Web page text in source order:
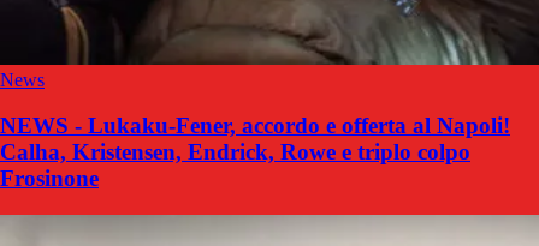
News
NEWS - Lukaku-Fener, accordo e offerta al Napoli!
Calha, Kristensen, Endrick, Rowe e triplo colpo
Frosinone